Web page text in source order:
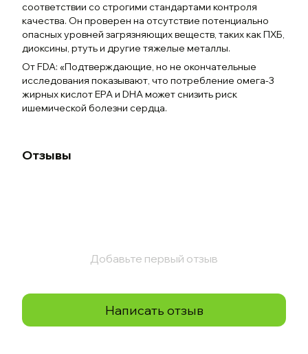
соответствии со строгими стандартами контроля
качества. Он проверен на отсутствие потенциально
опасных уровней загрязняющих веществ, таких как ПХБ,
диоксины, ртуть и другие тяжелые металлы.
От FDA: «Подтверждающие, но не окончательные
исследования показывают, что потребление омега-3
жирных кислот EPA и DHA может снизить риск
ишемической болезни сердца.
Отзывы
Добавьте первый отзыв
Написать отзыв